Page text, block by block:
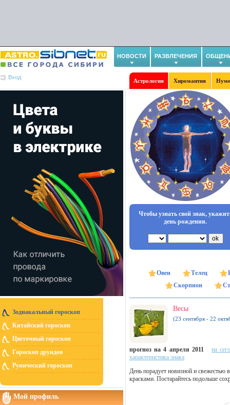
НОВОСТИ РАЗВЛЕЧЕНИЯ
Вход
Астрология Хиромантия
Зодиакальный гороскоп
Китайский гороскоп
Цветочный гороскоп
Гороскоп друидов
Рунический гороскоп
Мой профиль
Чтобы узнать свой знак,
день рождения.
Овен Телец
Скорпион
Весы
(23 сентября - 22
прогноз на 4 апреля 2011
на
характеристика знака
День порадует новизной и
красками. Постарайтесь подольше